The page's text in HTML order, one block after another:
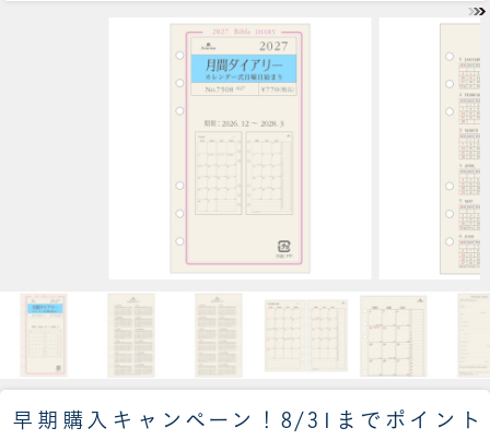
早期購入キャンペーン！8/31までポイント